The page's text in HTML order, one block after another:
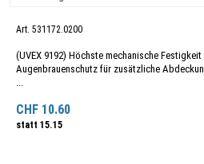
Art. 531172.0200
(UVEX 9192) Höchste mechanische
Augenbrauenschutz für zusätzliche
...
CHF 10.60
statt 15.15